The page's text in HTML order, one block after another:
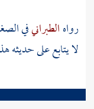
رواهالطبرانيفي
لا يتابع على حديثه